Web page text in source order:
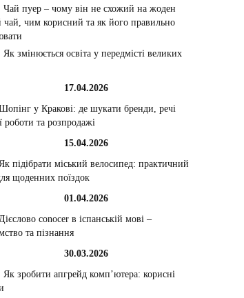
Чай пуер – чому він не схожий на жоден
чай, чим корисний та як його правильно
Як змінюється освіта у передмісті великих
17.04.2026
у Кракові: де шукати бренди, речі
роботи та розпродажі
15.04.2026
підібрати міський велосипед: практичний
щоденних поїздок
01.04.2026
conocer в іспанській мові –
та пізнання
30.03.2026
Як зробити апгрейд комп’ютера: корисні